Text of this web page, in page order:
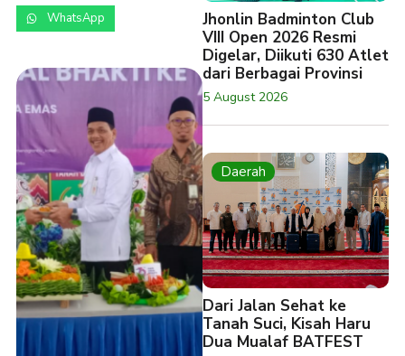
WhatsApp
Jhonlin Badminton Club
VIII Open 2026 Resmi
Digelar, Diikuti 630 Atlet
dari Berbagai Provinsi
5 August 2026
Daerah
Dari Jalan Sehat ke
Tanah Suci, Kisah Haru
Dua Mualaf BATFEST